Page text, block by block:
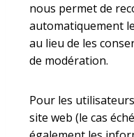
nous permet de
automatiquement
au lieu de les
de modération.
Pour les
site web (le cas